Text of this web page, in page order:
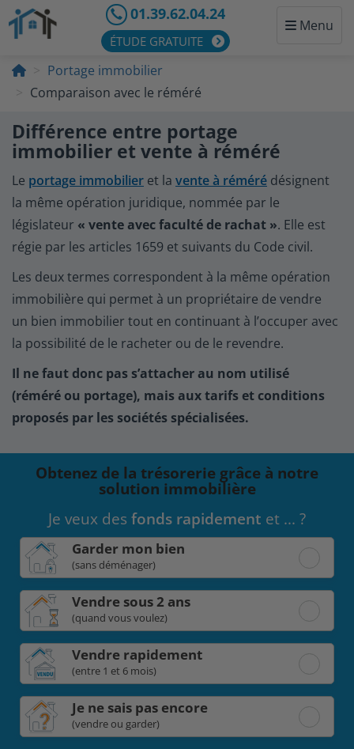
Menu
01.39.62.04.24
ÉTUDE GRATUITE
Portage immobilier
Comparaison avec le réméré
Différence entre portage
immobilier et vente à réméré
Le portage immobilier et la vente à réméré désignent
la même opération juridique, nommée par le
législateur « vente avec faculté de rachat ». Elle est
régie par les articles 1659 et suivants du Code civil.
Les deux termes correspondent à la même opération
immobilière qui permet à un propriétaire de vendre
un bien immobilier tout en continuant à l’occuper avec
la possibilité de le racheter ou de le revendre.
Il ne faut donc pas s’attacher au nom utilisé
(réméré ou portage), mais aux tarifs et conditions
proposés par les sociétés spécialisées.
Obtenez de la trésorerie grâce à notre
solution immobilière
Je veux des fonds rapidement et ... ?
Garder mon bien
(sans déménager)
Vendre sous 2 ans
(quand vous voulez)
Vendre rapidement
(entre 1 et 6 mois)
Je ne sais pas encore
(vendre ou garder)